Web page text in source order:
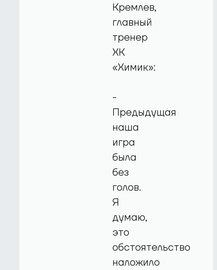
Кремлев,
главный
тренер
ХК
«Химик»:
-
Предыдущая
наша
игра
была
без
голов.
Я
думаю,
это
обстоятельство
наложило